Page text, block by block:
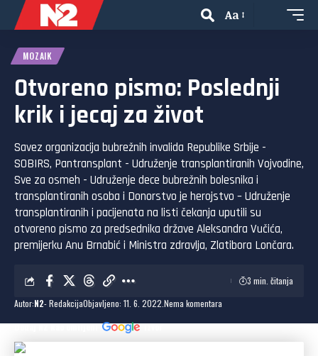
Aa
MOZAIK
Otvoreno pismo: Poslednji
krik i jecaj za život
Savez organizacija bubrežnih invalida Republike Srbije -
SOBIRS, Pantransplant - Udruženje transplantiranih Vojvodine,
Sve za osmeh - Udruženje dece bubrežnih bolesnika i
transplantiranih osoba i Donorstvo je herojstvo – Udruženje
transplantiranih i pacijenata na listi čekanja uputili su
otvoreno pismo za predsednika države Aleksandra Vučića,
premijerku Anu Brnabić i Ministra zdravlja, Zlatibora Lončara.
Autor:N2- RedakcijaObjavljeno: 11. 6. 2022. Nema komentara
3 min. čitanja
Dodaj N2 kao omiljeni izvor